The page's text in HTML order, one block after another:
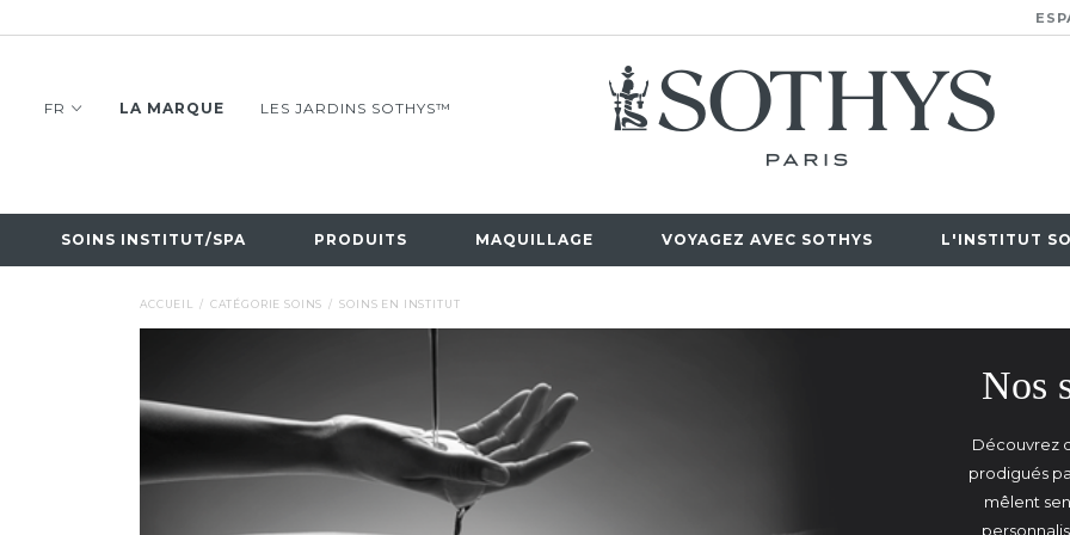
FR LA MARQUE LES JARDINS SOTHYS™
SOINS INSTITUT/SPA PRODUITS MAQUILLAGE VOYAGEZ AVEC SOTHYS L'INSTITUT
ACCUEIL CATÉGORIE SOINS SOINS EN INSTITUT
Nos
Découvrez
prodigués
mêlent